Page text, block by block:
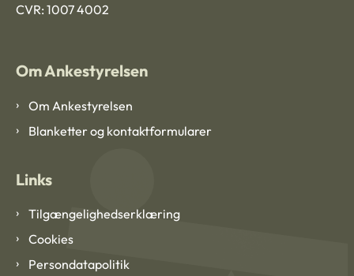
CVR: 1007 4002
Om Ankestyrelsen
Om Ankestyrelsen
Blanketter og kontaktformularer
Links
Tilgængelighedserklæring
Cookies
Persondatapolitik